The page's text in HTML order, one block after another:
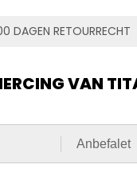
DAGEN RETOURRECHT
VAN